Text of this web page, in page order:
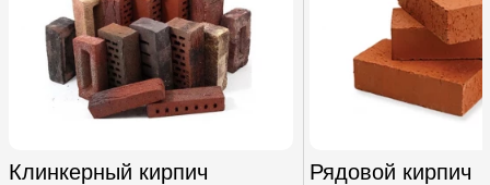
Клинкерный кирпич
Рядовой кирпич